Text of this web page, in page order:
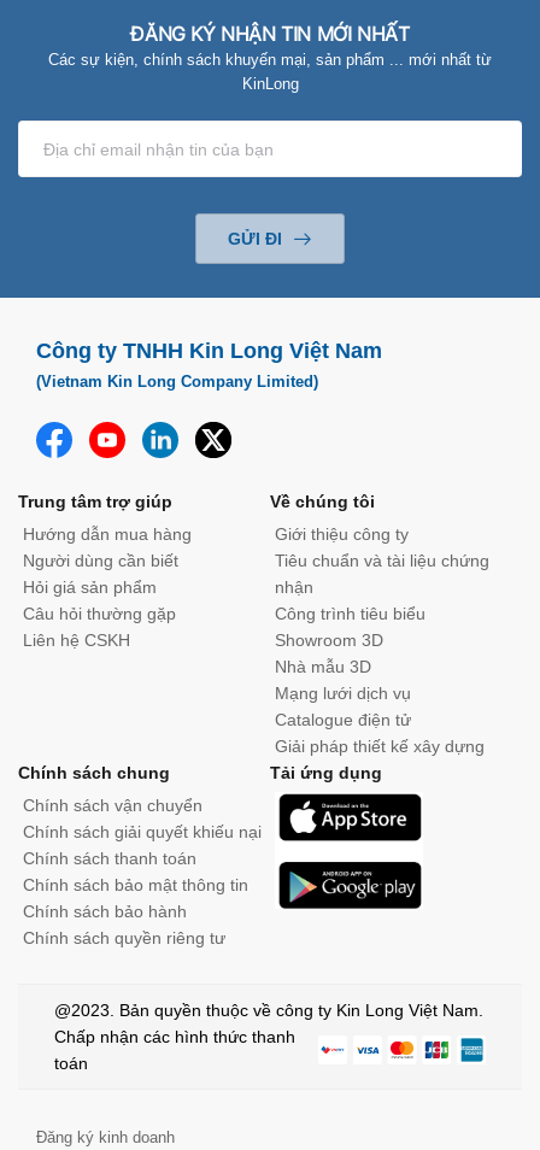
ĐĂNG KÝ NHẬN TIN MỚI NHẤT
Các sự kiện, chính sách khuyến mại, sản phẩm ... mới nhất từ
KinLong
GỬI ĐI
Công ty TNHH Kin Long Việt Nam
(Vietnam Kin Long Company Limited)
Trung tâm trợ giúp
Hướng dẫn mua hàng
Người dùng cần biết
Hỏi giá sản phẩm
Câu hỏi thường gặp
Liên hệ CSKH
Về chúng tôi
Giới thiệu công ty
Tiêu chuẩn và tài liệu chứng
nhận
Công trình tiêu biểu
Showroom 3D
Nhà mẫu 3D
Mạng lưới dịch vụ
Catalogue điện tử
Giải pháp thiết kế xây dựng
Chính sách chung
Chính sách vận chuyển
Chính sách giải quyết khiếu nại
Chính sách thanh toán
Chính sách bảo mật thông tin
Chính sách bảo hành
Chính sách quyền riêng tư
Tải ứng dụng
@2023. Bản quyền thuộc về công ty Kin Long Việt Nam.
Chấp nhận các hình thức thanh
toán
Đăng ký kinh doanh